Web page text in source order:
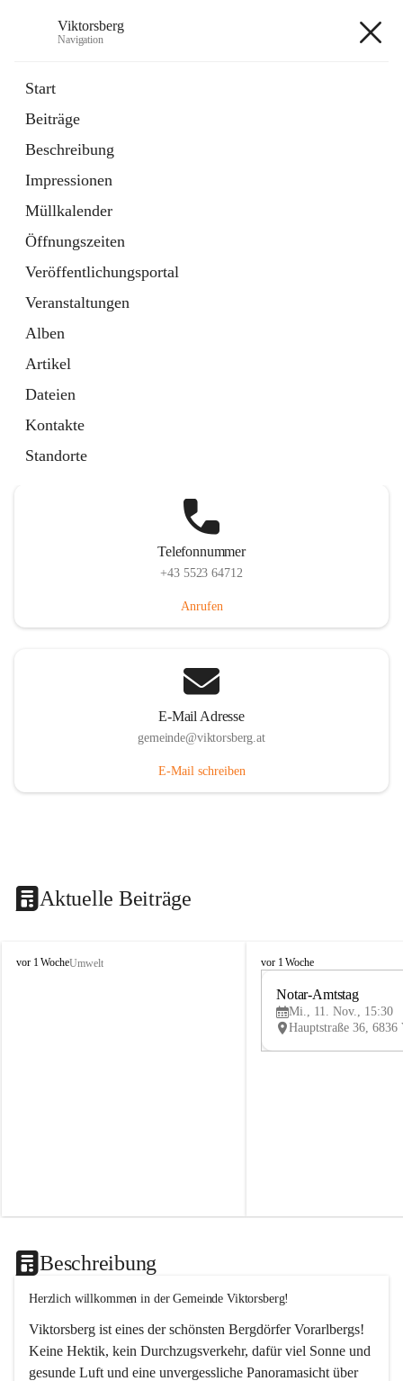
Viktorsberg
Navigation
Start
Beiträge
Beschreibung
Impressionen
Müllkalender
Öffnungszeiten
Veröffentlichungsportal
Veranstaltungen
Alben
Artikel
Dateien
Kontakte
Standorte
1 Schnellzugriff
Bürgerservice
10 Schnellzugriffe
Telefonnummer
+43 5523 64712
Anrufen
E-Mail Adresse
gemeinde@viktorsberg.at
E-Mail schreiben
Aktuelle Beiträge
V
vor 1 WocheUmwelt
V
vor 1 Woche
Notar-Amtstag
Mi., 11. Nov., 15:30
Beschreibung
Herzlich willkommen in der Gemeinde Viktorsberg!
Viktorsberg ist eines der schönsten Bergdörfer Vorarlbergs!
Keine Hektik, kein Durchzugsverkehr, dafür viel Sonne und
gesunde Luft und eine unvergessliche Panoramasicht über